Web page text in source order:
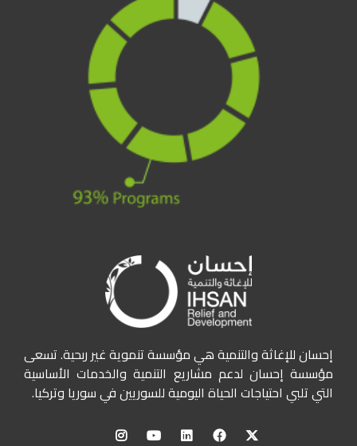
إحسان للإغاثة والتنمية هي مؤسسة تنموية غير ربحية. تسعى
مؤسسة إحسان لدعم مشاريع التنمية والخدمات الأساسية
التي تلبي احتياجات الحياة اليومية للسوريين في سوريا وتركيا.